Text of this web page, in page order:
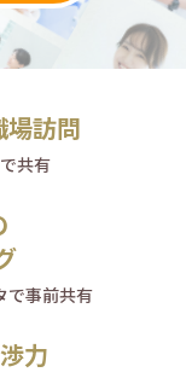
場訪問
共有
で事前共有
力